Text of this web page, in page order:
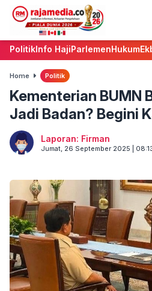
PolitikInfo HajiParlemenHukum
Home Politik
Kementerian BUMN
Jadi Badan? Begini
Laporan: Firman
Jumat, 26 September 2025 |